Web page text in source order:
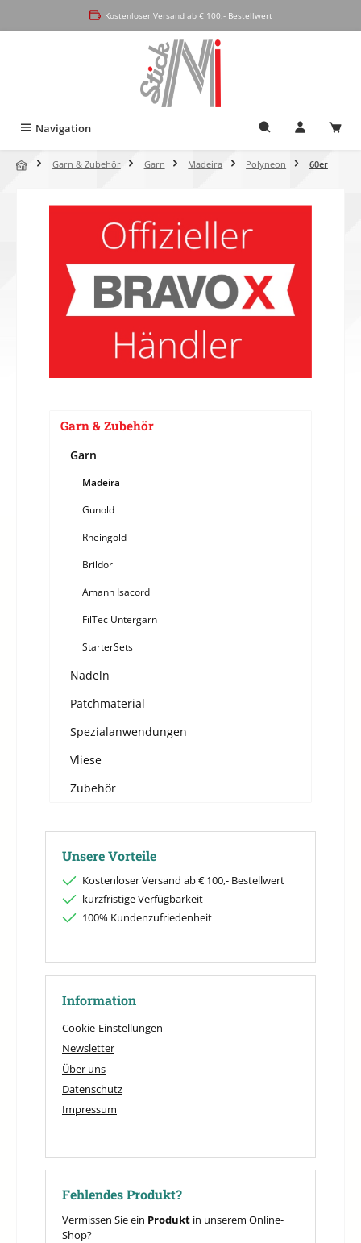
Kostenloser Versand ab € 100,- Bestellwert
Navigation
Garn & Zubehör Garn Madeira Polyneon 60er
Garn & Zubehör
Garn
Madeira
Gunold
Rheingold
Brildor
Amann Isacord
FilTec Untergarn
StarterSets
Nadeln
Patchmaterial
Spezialanwendungen
Vliese
Zubehör
Unsere Vorteile
Kostenloser Versand ab € 100,- Bestellwert
kurzfristige Verfügbarkeit
100% Kundenzufriedenheit
Information
Cookie-Einstellungen
Newsletter
Über uns
Datenschutz
Impressum
Fehlendes Produkt?
Vermissen Sie ein Produkt in unserem Online-
Shop?